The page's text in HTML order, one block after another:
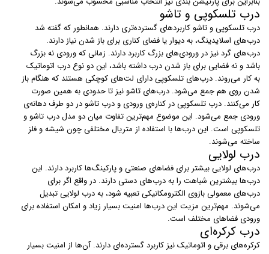
درب تلسکوپی و تاشو
درب‌ تلسکوپی و تاشو کاربردهای گسترده‌تری دارند. همانطور که گفته شد
درب‌های اسلایدینگ، به دیوار یا فضای کناری برای باز شدن نیاز دارند.
درب‌های گرد نیز در ورودی‌های بزرگ کاربرد دارند. زمانی که ورودی نه بزرگ
باشد و نه فضایی برای باز شدن درب داشته باشد، این دو نوع درب اتوماتیک
به کار می‌روند. درب‌های تلسکوپی دارای لت‌های کوچکی هستند که هنگام باز
شدن روی هم جمع می‌شود. درب‌های تاشو نیز تا حدودی به همین صورت
کار می‌کنند. درب تلسکوپی در کناره‌ی ورودی و درب تاشو در دو طرف دهانه‌ی
ورودی جمع می‌شود. این موضوع مهم‌ترین تفاوت میان دو مدل درب تاشو و
تلسکوپی است. این درب‌ها با استفاده از متریال مختلفی چون شیشه و فلز
ساخته می‌شوند.
درب لولایی
درب‌های لولایی بیشتر برای فضاهای صنعتی و پارکینگ‌ها کاربرد دارند. این
درب‌ها بیشترین شباهت را به درب‌های دستی دارند. در واقع اگر برای
درب‌های معمولی بازوی الکترومکانیکی تعبیه شود، به درب لولایی تبدیل
می‌شوند. مهم‌ترین مزیت این درب‌ها امنیت بسیار زیاد و امکان استفاده برای
ورودی فضاهای مختلف است.
درب کرکره‌ای
کرکره‌های برقی و اتوماتیک نیز کاربرد گسترده‌ای دارند. آن‌ها از امنیت بسیار